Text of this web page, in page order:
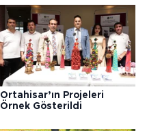
Ortahisar’ın Projeleri
Örnek Gösterildi